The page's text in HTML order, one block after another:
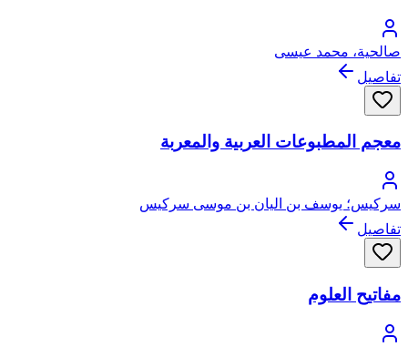
صالحية، محمد عيسى
تفاصيل
معجم المطبوعات العربية والمعربة
سركيس؛ يوسف بن اليان بن موسى سركيس
تفاصيل
مفاتيح العلوم